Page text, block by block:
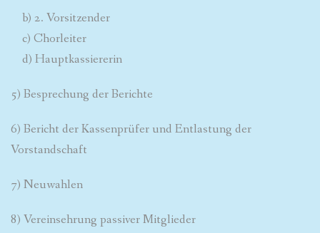
b) 2. Vorsitzender
c) Chorleiter
d) Hauptkassiererin
5) Besprechung der Berichte
6) Bericht der Kassenprüfer und Entlastung der
Vorstandschaft
7) Neuwahlen
8) Vereinsehrung passiver Mitglieder